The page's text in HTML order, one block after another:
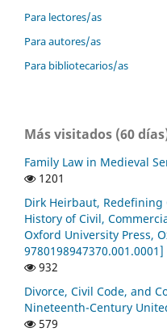
Para lectores/as
Para autores/as
Para bibliotecarios/as
Más visitados (60
Family Law in Medieval
1201
Dirk Heirbaut,
History of Civil,
Oxford University Press,
9780198947370.001.0001]
932
Divorce, Civil Code, and
Nineteenth-Century
579